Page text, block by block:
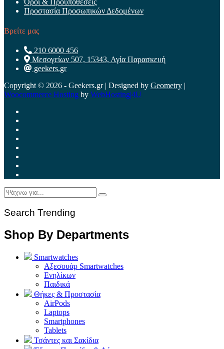
Όροι & Προϋποθέσεις
Προστασία Προσωπικών Δεδομένων
Βρείτε μας
210 6000 456
Μεσογείων 507, 15343, Αγία Παρασκευή
geekers.gr
Copyright © 2026 - Geekers.gr | Designed by Geometry |
Woocommerce Hosting by WebHosting|4U
Search Trending
Shop By Departments
Smartwatches
Αξεσουάρ Smartwatches
Ενηλίκων
Παιδικά
Θήκες & Προστασία
AirPods
Laptops
Smartphones
Tablets
Τσάντες και Σακίδια